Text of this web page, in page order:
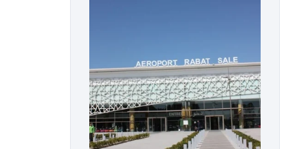
الماضي، فيما ارتفعت العقود الأمريكية
الآجلة […]